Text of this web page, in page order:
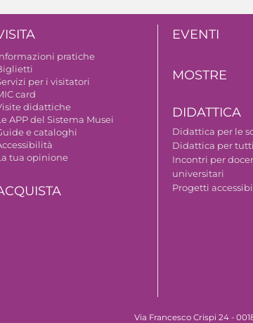
pratiche
per i visitatori
card
didattiche
APP del Sistema Musei
e cataloghi
tua opinione
EVENTI
MOSTRE
DIDATTICA
Didattica per le
Didattica per tutti
Incontri per
universitari
Progetti
Via Francesco Crispi 24 -